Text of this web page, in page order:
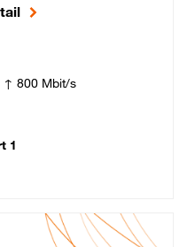
↑ 800 Mbit/s
1